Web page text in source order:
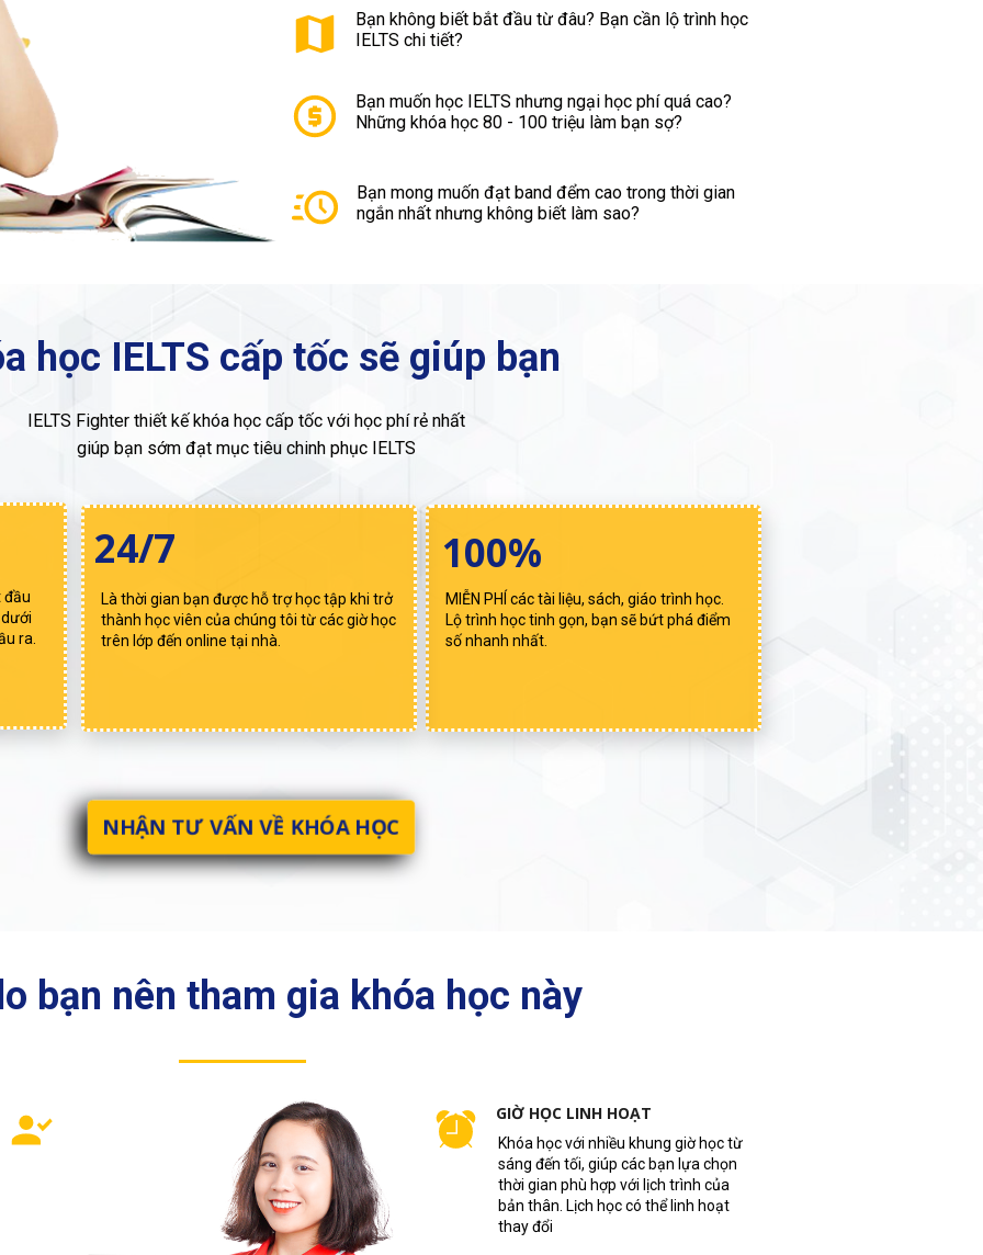
Bạn không biết bắt đầu từ đâu? Bạn cần lộ trình học
IELTS chi tiết?
Bạn muốn học IELTS nhưng ngại học phí quá cao?
Những khóa học 80 - 100 triệu làm bạn sợ?
Bạn mong muốn đạt band đểm cao trong thời gian
ngắn nhất nhưng không biết làm sao?
học IELTS cấp tốc sẽ giúp bạn
IELTS Fighter thiết kế khóa học cấp tốc với học phí rẻ nhất
giúp bạn sớm đạt mục tiêu chinh phục IELTS
đầu
ra.
MIỄN PHÍ các tài liệu, sách, giáo trình học.
Lộ trình học tinh gọn, bạn sẽ bứt phá điểm
số nhanh nhất.
100%
Là thời gian bạn được hỗ trợ học tập khi trở
thành học viên của chúng tôi từ các giờ học
trên lớp đến online tại nhà.
24/7
NHẬN TƯ VẤN VỀ KHÓA HỌC
GIỜ HỌC LINH HOẠT
Khóa học với nhiều khung giờ học từ
sáng đến tối, giúp các bạn lựa chọn
thời gian phù hợp với lịch trình của
bản thân. Lịch học có thể linh hoạt
thay đổi
bạn nên tham gia khóa học này